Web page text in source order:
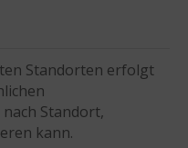
Standorten erfolgt
Standort,
kann.